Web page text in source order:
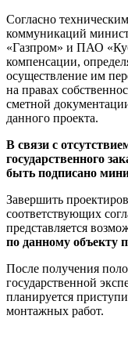
Согласно
коммуникаций
«Газпром» и ПАО
компенсации,
осуществление им
на правах
сметной
данного проекта.
В связи с
государственного
быть подписано
Завершить
соответствующих
представляется
по данному объекту
После получения
государственной
планируется
монтажных работ.